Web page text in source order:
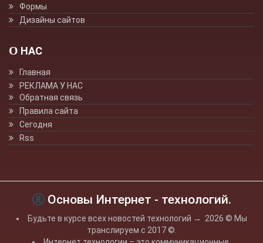
Формы
Дизайны сайтов
О НАС
Главная
РЕКЛАМА У НАС
Обратная связь
Правила сайта
Сегодня
Rss
Основы Интернет - технологий.
Будьте в курсе всех новостей технологий → 2026 © Мы
транслируем с 2017 ©.